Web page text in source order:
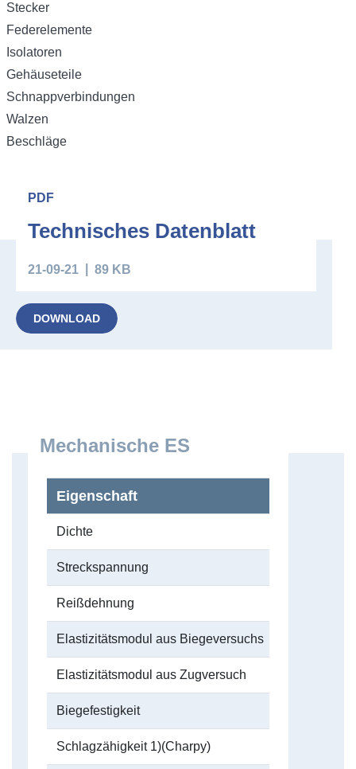
Stecker
Federelemente
Isolatoren
Gehäuseteile
Schnappverbindungen
Walzen
Beschläge
Downloads
PDF
Technisches Datenblatt
21-09-21 89 KB
DOWNLOAD
Mechanische ES
Eigenschaft
Dichte
Streckspannung
Reißdehnung
Elastizitätsmodul aus Biegeversuchs
Elastizitätsmodul aus Zugversuch
Biegefestigkeit
Schlagzähigkeit 1)(Charpy)